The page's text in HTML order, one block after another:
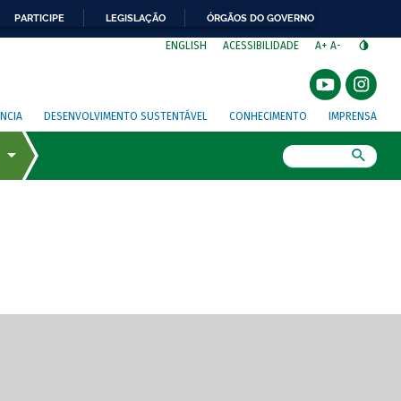
PARTICIPE LEGISLAÇÃO ÓRGÃOS DO GOVERNO
ENGLISH ACESSIBILIDADE A+ A-
DESENVOLVIMENTO SUSTENTÁVEL CONHECIMENTO IMPRENSA
de tela